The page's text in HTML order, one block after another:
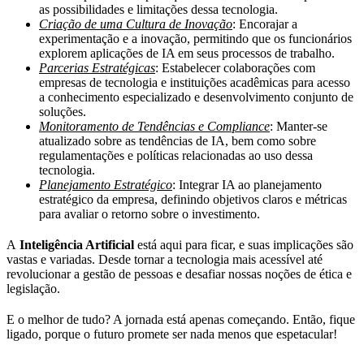
as possibilidades e limitações dessa tecnologia.
Criação de uma Cultura de Inovação: Encorajar a
experimentação e a inovação, permitindo que os funcionários
explorem aplicações de IA em seus processos de trabalho.
Parcerias Estratégicas: Estabelecer colaborações com
empresas de tecnologia e instituições acadêmicas para acesso
a conhecimento especializado e desenvolvimento conjunto de
soluções.
Monitoramento de Tendências e Compliance: Manter-se
atualizado sobre as tendências de IA, bem como sobre
regulamentações e políticas relacionadas ao uso dessa
tecnologia.
Planejamento Estratégico: Integrar IA ao planejamento
estratégico da empresa, definindo objetivos claros e métricas
para avaliar o retorno sobre o investimento.
A Inteligência Artificial está aqui para ficar, e suas implicações são
vastas e variadas. Desde tornar a tecnologia mais acessível até
revolucionar a gestão de pessoas e desafiar nossas noções de ética e
legislação.
E o melhor de tudo? A jornada está apenas começando. Então, fique
ligado, porque o futuro promete ser nada menos que espetacular!